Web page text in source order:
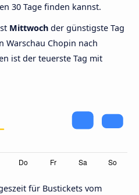
30 Tage finden kannst.
Mittwoch der günstigste Tag
Warschau Chopin nach
ist der teuerste Tag mit
für Bustickets vom